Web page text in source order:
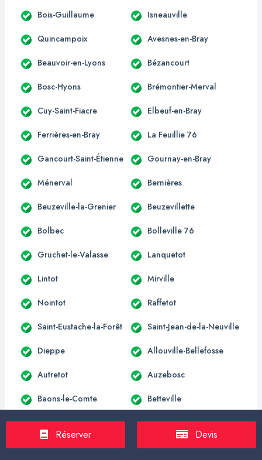
Bois-Guillaume Isneauville
Quincampoix Avesnes-en-Bray
Beauvoir-en-Lyons Bézancourt
Bosc-Hyons Brémontier-Merval
Cuy-Saint-Fiacre Elbeuf-en-Bray
Ferrières-en-Bray La Feuillie 76
Gancourt-Saint-Étienne Gournay-en-Bray
Ménerval Bernières
Beuzeville-la-Grenier Beuzevillette
Bolbec Bolleville 76
Gruchet-le-Valasse Lanquetot
Lintot Mirville
Nointot Raffetot
Saint-Eustache-la-Forêt Saint-Jean-de-la-Neuville
Dieppe Allouville-Bellefosse
Autretot Auzebosc
Baons-le-Comte Betteville
Blacqueville Bois-Himont
Carville-la-Folletière Croix-Mare
Réserver Devis